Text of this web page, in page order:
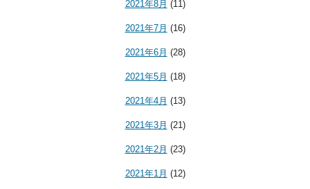
2021年8月 (11)
2021年7月 (16)
2021年6月 (28)
2021年5月 (18)
2021年4月 (13)
2021年3月 (21)
2021年2月 (23)
2021年1月 (12)